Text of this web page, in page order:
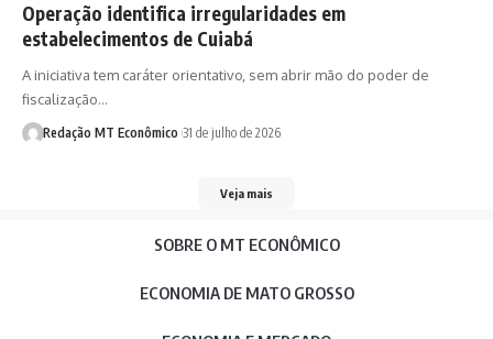
Operação identifica irregularidades em
estabelecimentos de Cuiabá
A iniciativa tem caráter orientativo, sem abrir mão do poder de
fiscalização…
Redação MT Econômico 31 de julho de 2026
Veja mais
SOBRE O MT ECONÔMICO
ECONOMIA DE MATO GROSSO